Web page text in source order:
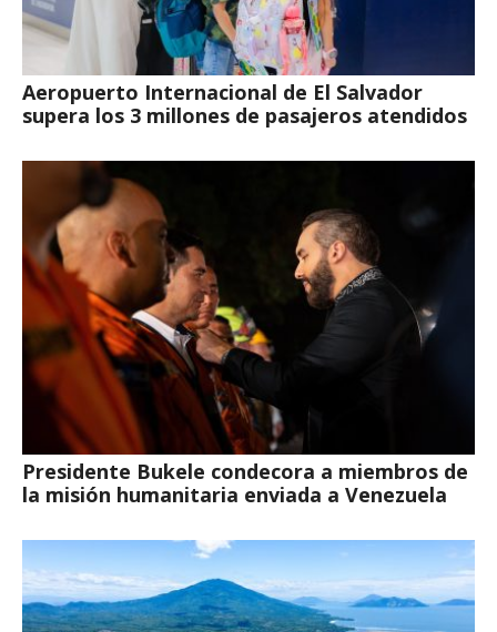
Aeropuerto Internacional de El Salvador
supera los 3 millones de pasajeros atendidos
Presidente Bukele condecora a miembros de
la misión humanitaria enviada a Venezuela